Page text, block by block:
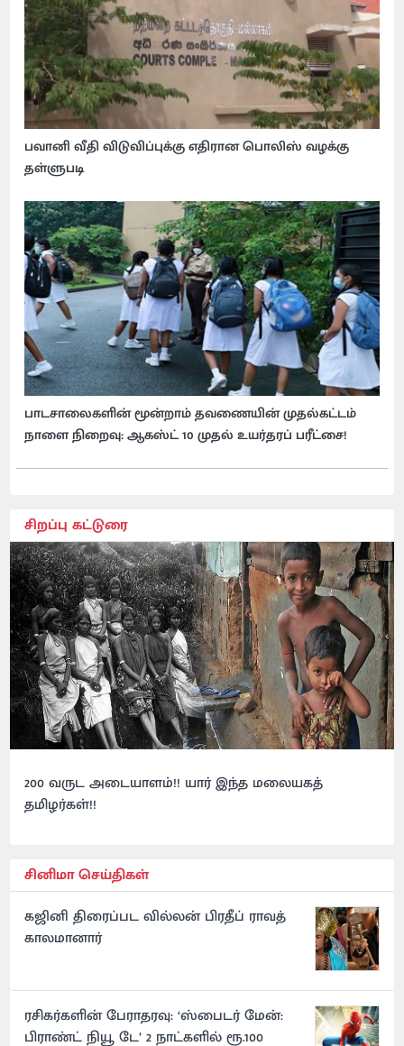
பவானி வீதி விடுவிப்புக்கு எதிரான பொலிஸ் வழக்கு
தள்ளுபடி
பாடசாலைகளின் மூன்றாம் தவணையின் முதல்கட்டம்
நாளை நிறைவு: ஆகஸ்ட் 10 முதல் உயர்தரப் பரீட்சை!
சிறப்பு கட்டுரை
200 வருட அடையாளம்!! யார் இந்த மலையகத்
தமிழர்கள்!!
சினிமா செய்திகள்
கஜினி திரைப்பட வில்லன் பிரதீப் ராவத்
காலமானார்
ரசிகர்களின் பேராதரவு: ‘ஸ்பைடர் மேன்:
பிராண்ட் நியூ டே’ 2 நாட்களில் ரூ.100